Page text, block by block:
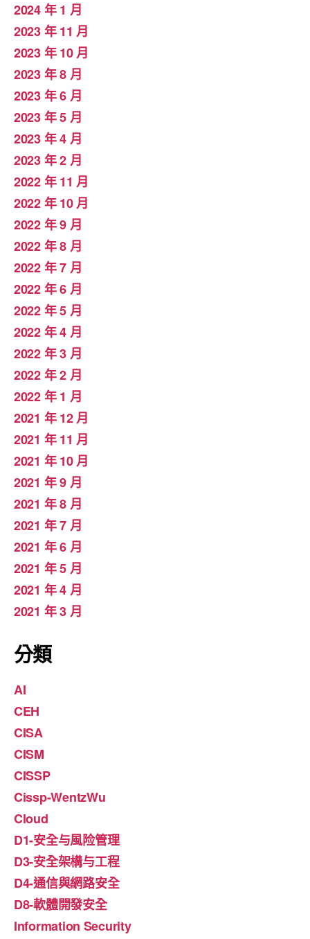
2024 年 1 月
2023 年 11 月
2023 年 10 月
2023 年 8 月
2023 年 6 月
2023 年 5 月
2023 年 4 月
2023 年 2 月
2022 年 11 月
2022 年 10 月
2022 年 9 月
2022 年 8 月
2022 年 7 月
2022 年 6 月
2022 年 5 月
2022 年 4 月
2022 年 3 月
2022 年 2 月
2022 年 1 月
2021 年 12 月
2021 年 11 月
2021 年 10 月
2021 年 9 月
2021 年 8 月
2021 年 7 月
2021 年 6 月
2021 年 5 月
2021 年 4 月
2021 年 3 月
分類
AI
CEH
CISA
CISM
CISSP
Cissp-WentzWu
Cloud
D1-安全与風险管理
D3-安全架構与工程
D4-通信與網路安全
D8-軟體開發安全
Information Security